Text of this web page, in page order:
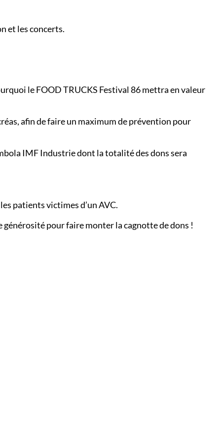
et les concerts.
le FOOD TRUCKS Festival 86 mettra en valeur
afin de faire un maximum de prévention pour
IMF Industrie dont la totalité des dons sera
patients victimes d’un AVC.
générosité pour faire monter la cagnotte de dons !